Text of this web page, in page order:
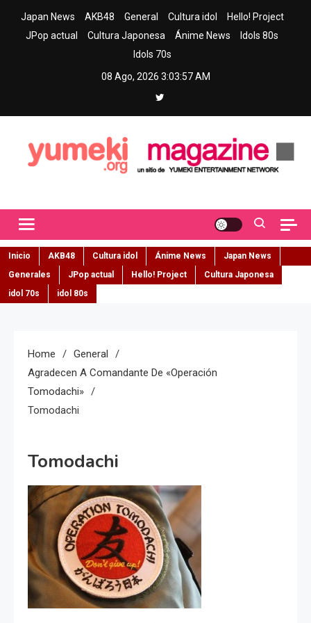
Japan News AKB48 General Cultura idol
Hello! Project
JPop actual
Cultura Japonesa Ánime News
Idols 80s
Idols 70s
08 Ago, 2026 3:03:58 AM
Inicio AKB48 Cultura idol Ánime News
Japan News
Generales
JPop actual Hello! Project
Cultura Japonesa
idol 70s
idol 80s
Home
General
Agradecen A Comandante De «Operación
Tomodachi»
Tomodachi
Tomodachi